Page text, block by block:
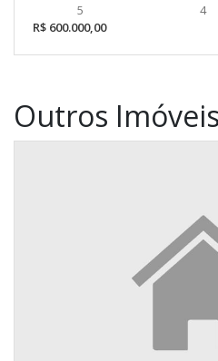
5 4
R$ 600.000,00
Outros